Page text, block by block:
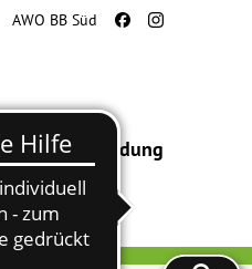
Begegnung Bildung
AWO BB Süd